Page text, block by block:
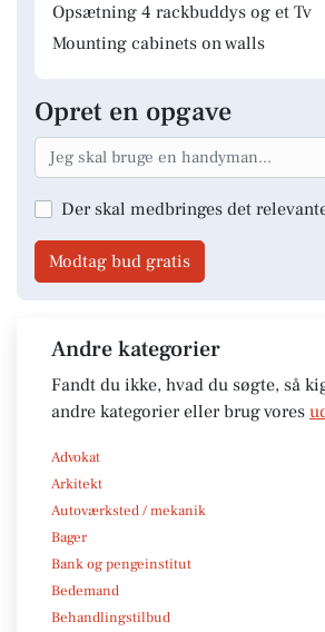
Opsætning 4 rackbuddys og et Tv
Mounting cabinets on walls
Opret en opgave
Der skal medbringes det
Modtag bud gratis
Andre kategorier
Fandt du ikke, hvad du søgte, så
andre kategorier eller brug vores
Advokat
Arkitekt
Autoværksted / mekanik
Bager
Bank og pengeinstitut
Bedemand
Behandlingstilbud